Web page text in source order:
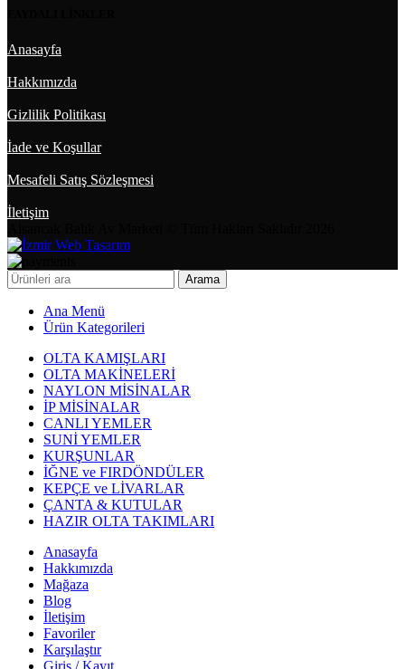
Anasayfa
Hakkımızda
Gizlilik Politikası
İade ve Koşullar
Mesafeli Satış Sözleşmesi
İletişim
Arama
Ana Menü
Ürün Kategorileri
OLTA KAMIŞLARI
OLTA MAKİNELERİ
NAYLON MİSİNALAR
İP MİSİNALAR
CANLI YEMLER
SUNİ YEMLER
KURŞUNLAR
İĞNE ve FIRDÖNDÜLER
KEPÇE ve LİVARLAR
ÇANTA & KUTULAR
HAZIR OLTA TAKIMLARI
Anasayfa
Hakkımızda
Mağaza
Blog
İletişim
Favoriler
Karşılaştır
Giriş / Kayıt